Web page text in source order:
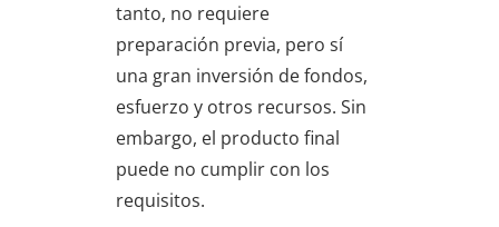
tanto, no requiere
preparación previa, pero sí
una gran inversión de fondos,
esfuerzo y otros recursos. Sin
embargo, el producto final
puede no cumplir con los
requisitos.